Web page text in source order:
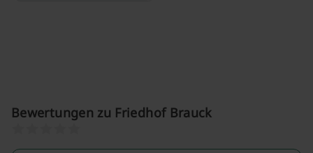
Bewertungen zu Friedhof Brauck